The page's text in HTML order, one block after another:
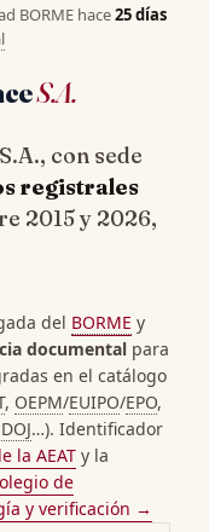
BORME hace25 días
S.A.
con sede
registrales
2015 y 2026,
del BORME y
documental para
en el catálogo
, OEPM/EUIPO/EPO,
…). Identificador
la AEAT y la
de
y verificación →